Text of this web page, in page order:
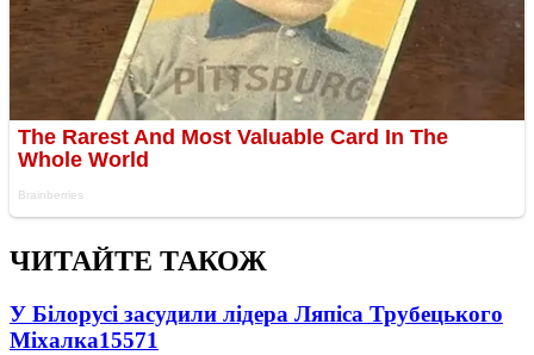
ЧИТАЙТЕ ТАКОЖ
У Білорусі засудили лідера Ляпіса Трубецького
Міхалка15571